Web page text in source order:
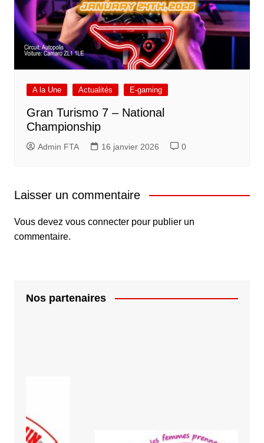
A la Une Actualités E-gaming
Gran Turismo 7 – National
Championship
Admin FTA 16 janvier 2026 0
Laisser un commentaire
Vous devez vous connecterpour publier un
commentaire.
Nos partenaires